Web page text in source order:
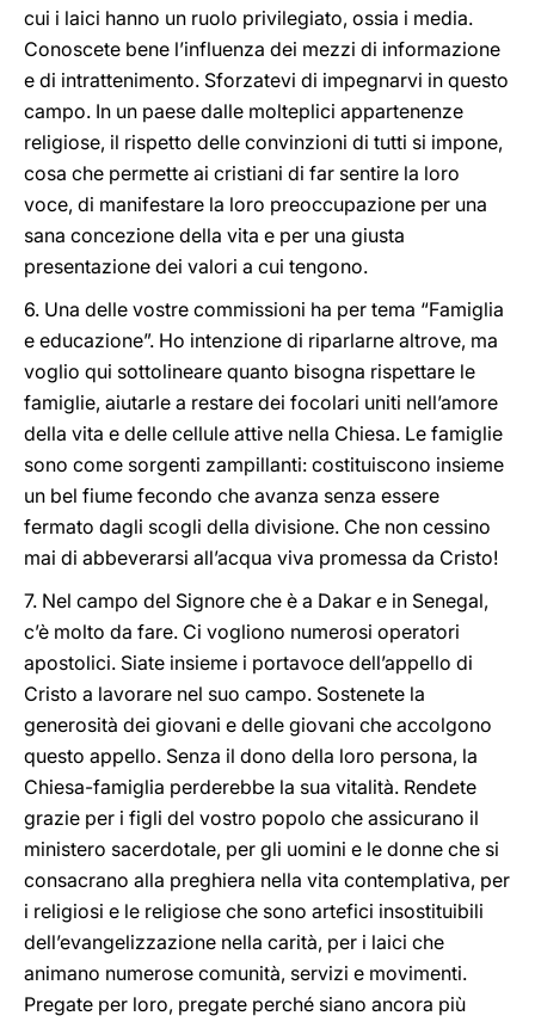
cui i laici hanno un ruolo privilegiato, ossia i media.
Conoscete bene l’influenza dei mezzi di informazione
e di intrattenimento. Sforzatevi di impegnarvi in questo
campo. In un paese dalle molteplici appartenenze
religiose, il rispetto delle convinzioni di tutti si impone,
cosa che permette ai cristiani di far sentire la loro
voce, di manifestare la loro preoccupazione per una
sana concezione della vita e per una giusta
presentazione dei valori a cui tengono.
6. Una delle vostre commissioni ha per tema “Famiglia
e educazione”. Ho intenzione di riparlarne altrove, ma
voglio qui sottolineare quanto bisogna rispettare le
famiglie, aiutarle a restare dei focolari uniti nell’amore
della vita e delle cellule attive nella Chiesa. Le famiglie
sono come sorgenti zampillanti: costituiscono insieme
un bel fiume fecondo che avanza senza essere
fermato dagli scogli della divisione. Che non cessino
mai di abbeverarsi all’acqua viva promessa da Cristo!
7. Nel campo del Signore che è a Dakar e in Senegal,
c’è molto da fare. Ci vogliono numerosi operatori
apostolici. Siate insieme i portavoce dell’appello di
Cristo a lavorare nel suo campo. Sostenete la
generosità dei giovani e delle giovani che accolgono
questo appello. Senza il dono della loro persona, la
Chiesa-famiglia perderebbe la sua vitalità. Rendete
grazie per i figli del vostro popolo che assicurano il
ministero sacerdotale, per gli uomini e le donne che si
consacrano alla preghiera nella vita contemplativa, per
i religiosi e le religiose che sono artefici insostituibili
dell’evangelizzazione nella carità, per i laici che
animano numerose comunità, servizi e movimenti.
Pregate per loro, pregate perché siano ancora più